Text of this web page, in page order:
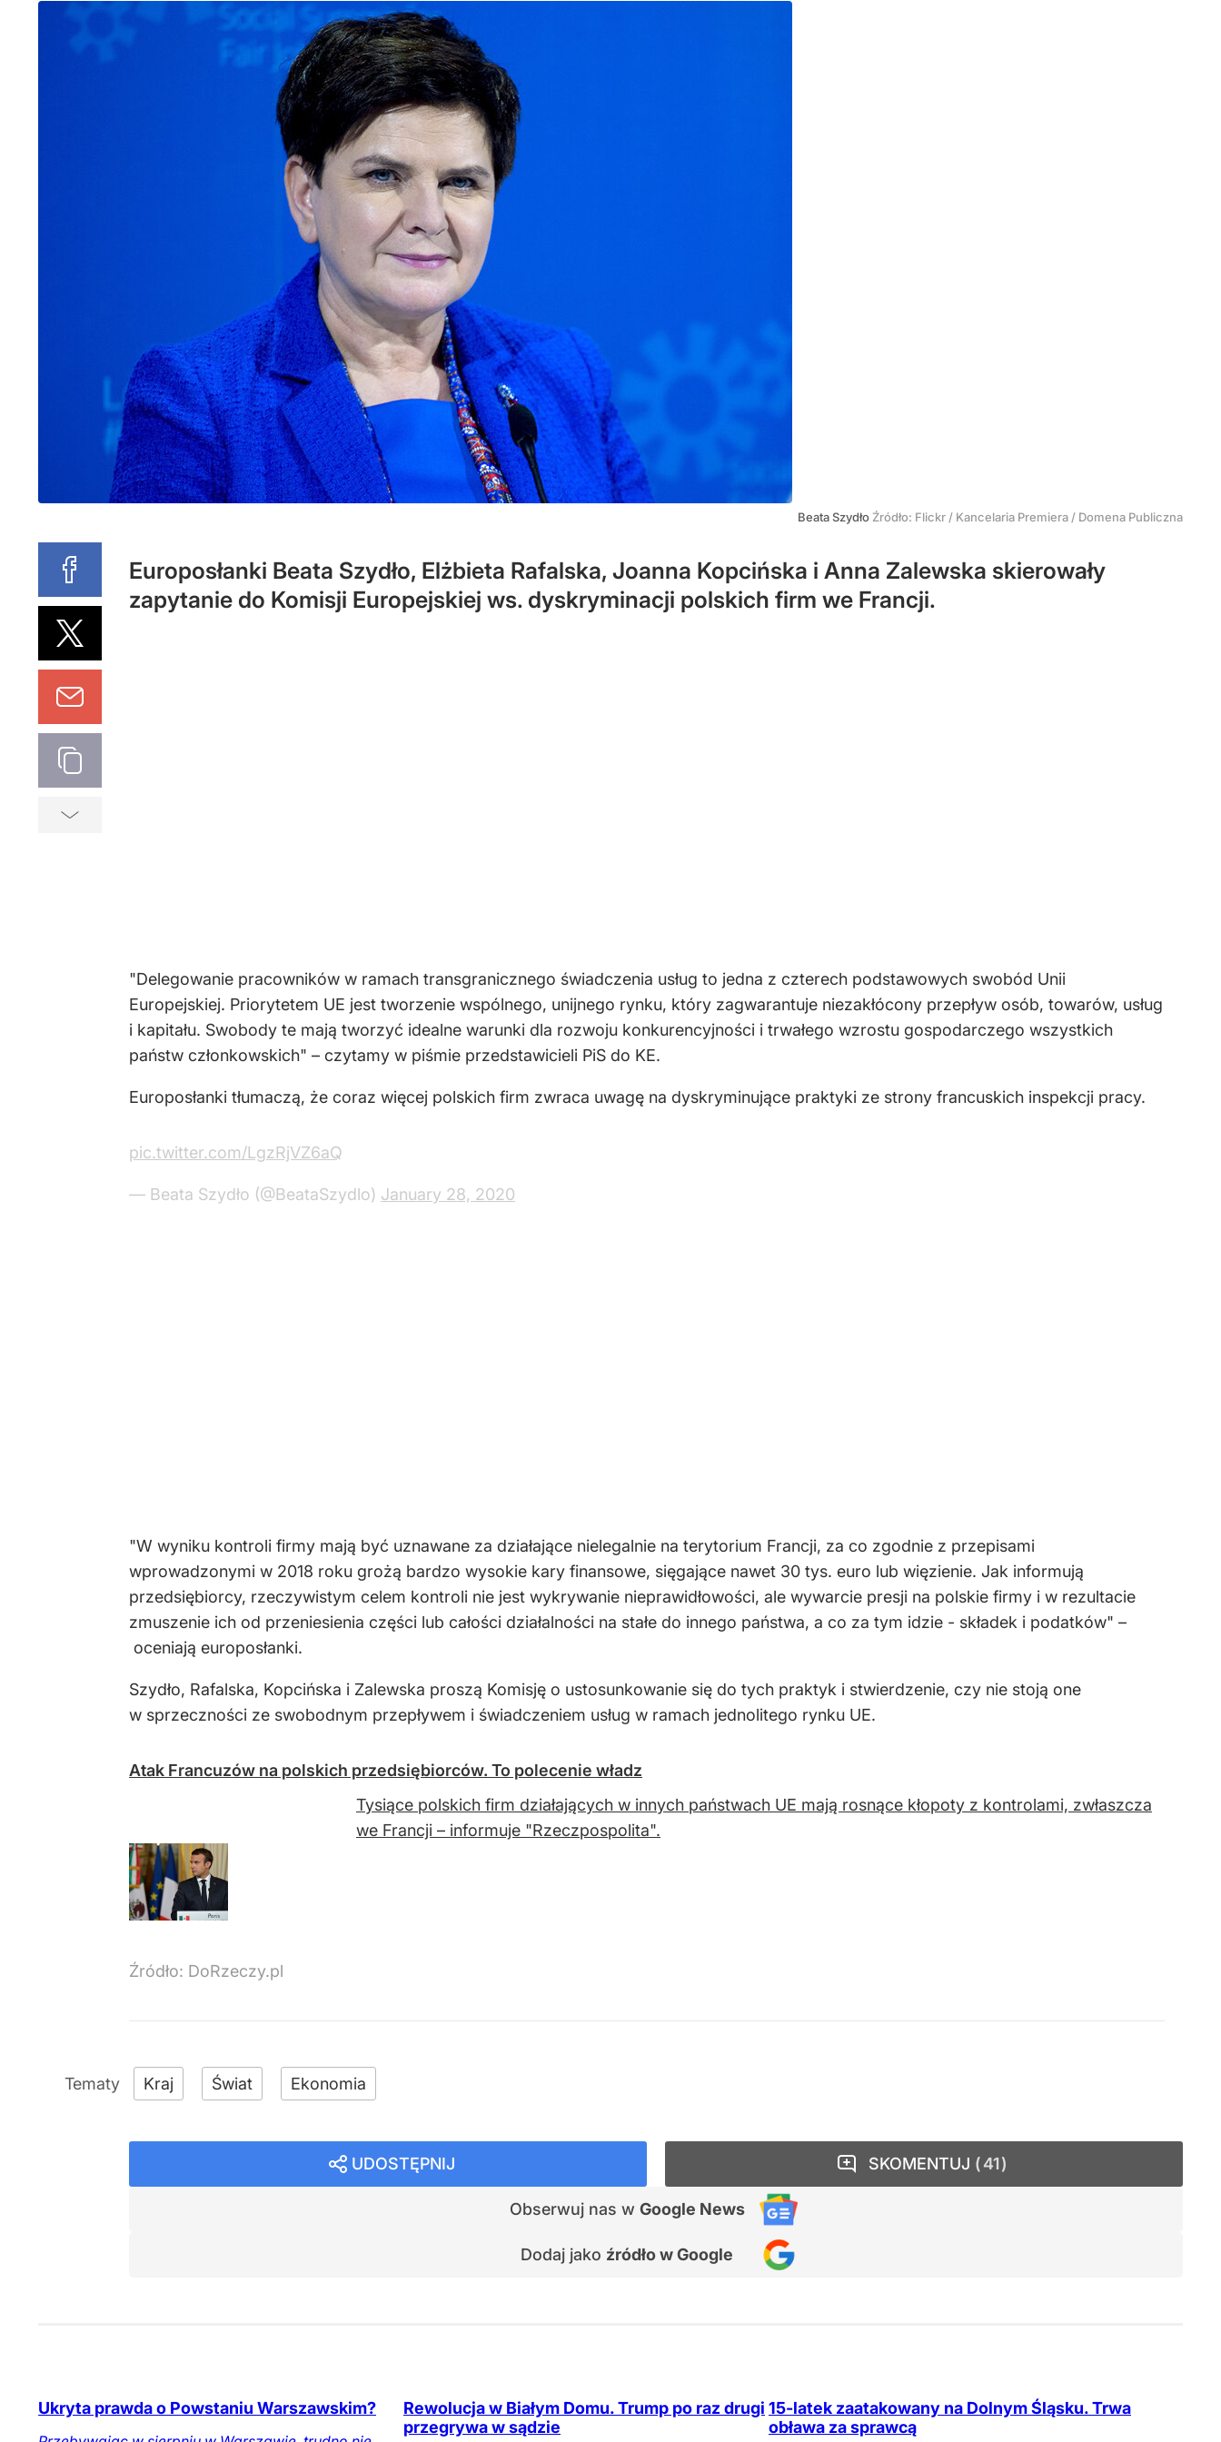
Beata Szydło Źródło: Flickr / Kancelaria Premiera / Domena Publiczna
Europosłanki Beata Szydło, Elżbieta Rafalska, Joanna Kopcińska i Anna Zalewska skierowały
zapytanie do Komisji Europejskiej ws. dyskryminacji polskich firm we Francji.
"Delegowanie pracowników w ramach transgranicznego świadczenia usług to jedna z czterech podstawowych swobód Unii
Europejskiej. Priorytetem UE jest tworzenie wspólnego, unijnego rynku, który zagwarantuje niezakłócony przepływ osób, towarów, usług
i kapitału. Swobody te mają tworzyć idealne warunki dla rozwoju konkurencyjności i trwałego wzrostu gospodarczego wszystkich
państw członkowskich" – czytamy w piśmie przedstawicieli PiS do KE.
Europosłanki tłumaczą, że coraz więcej polskich firm zwraca uwagę na dyskryminujące praktyki ze strony francuskich inspekcji pracy.
pic.twitter.com/LgzRjVZ6aQ
— Beata Szydło (@BeataSzydlo) January 28, 2020
"W wyniku kontroli firmy mają być uznawane za działające nielegalnie na terytorium Francji, za co zgodnie z przepisami
wprowadzonymi w 2018 roku grożą bardzo wysokie kary finansowe, sięgające nawet 30 tys. euro lub więzienie. Jak informują
przedsiębiorcy, rzeczywistym celem kontroli nie jest wykrywanie nieprawidłowości, ale wywarcie presji na polskie firmy i w rezultacie
zmuszenie ich od przeniesienia części lub całości działalności na stałe do innego państwa, a co za tym idzie - składek i podatków" –
oceniają europosłanki.
Szydło, Rafalska, Kopcińska i Zalewska proszą Komisję o ustosunkowanie się do tych praktyk i stwierdzenie, czy nie stoją one
w sprzeczności ze swobodnym przepływem i świadczeniem usług w ramach jednolitego rynku UE.
Atak Francuzów na polskich przedsiębiorców. To polecenie władz
Tysiące polskich firm działających w innych państwach UE mają rosnące kłopoty z kontrolami, zwłaszcza
we Francji – informuje "Rzeczpospolita".
Źródło: DoRzeczy.pl
Kraj Świat Ekonomia
UDOSTĘPNIJ
Obserwuj nas w Google News
Dodaj jako źródło w Google
SKOMENTUJ 41
Ukryta prawda o Powstaniu Warszawskim?
Rewolucja w Białym Domu. Trump po raz drugi
przegrywa w sądzie
15-latek zaatakowany na Dolnym Śląsku. Trwa
obława za sprawcą